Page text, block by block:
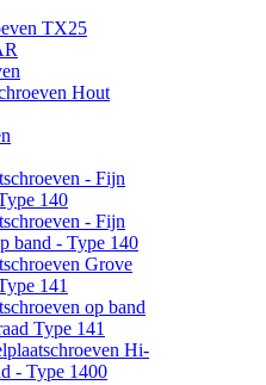
TX25
Hout
- Fijn
140
- Fijn
band - Type 140
Grove
141
op band
Type 141
Hi-
- Type 1400